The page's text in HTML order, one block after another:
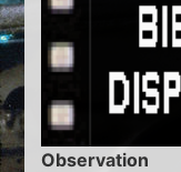
Observation